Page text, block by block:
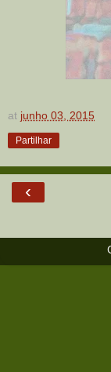
at junho 03, 2015
Partilhar
‹